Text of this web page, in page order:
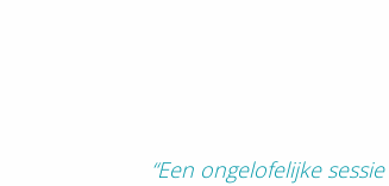
“Een ongelofelijke